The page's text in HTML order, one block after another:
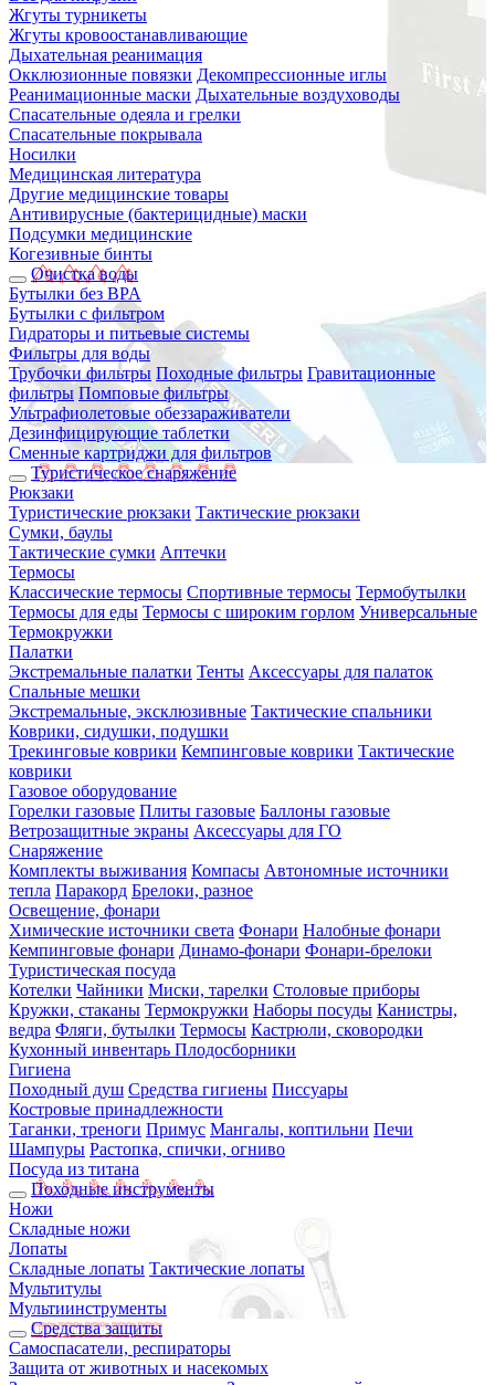
Жгуты турникеты
Жгуты кровоостанавливающие
Дыхательная реанимация
Окклюзионные повязки Декомпрессионные иглы
Реанимационные маски Дыхательные воздуховоды
Спасательные одеяла и грелки
Спасательные покрывала
Носилки
Медицинская литература
Другие медицинские товары
Антивирусные (бактерицидные) маски
Подсумки медицинские
Когезивные бинты
Очистка воды
Бутылки без BPA
Бутылки с фильтром
Гидраторы и питьевые системы
Фильтры для воды
Трубочки фильтры Походные фильтры Гравитационные
фильтры Помповые фильтры
Ультрафиолетовые обеззараживатели
Дезинфицирующие таблетки
Сменные картриджи для фильтров
Туристическое снаряжение
Рюкзаки
Туристические рюкзаки Тактические рюкзаки
Сумки, баулы
Тактические сумки Аптечки
Термосы
Классические термосы Спортивные термосы Термобутылки
Термосы для еды Термосы с широким горлом Универсальные
Термокружки
Палатки
Экстремальные палатки Тенты Аксессуары для палаток
Спальные мешки
Экстремальные, эксклюзивные Тактические спальники
Коврики, сидушки, подушки
Трекинговые коврики Кемпинговые коврики Тактические
коврики
Газовое оборудование
Горелки газовые Плиты газовые Баллоны газовые
Ветрозащитные экраны Аксессуары для ГО
Снаряжение
Комплекты выживания Компасы Автономные источники
тепла Паракорд Брелоки, разное
Освещение, фонари
Химические источники света Фонари Налобные фонари
Кемпинговые фонари Динамо-фонари Фонари-брелоки
Туристическая посуда
Котелки Чайники Миски, тарелки Столовые приборы
Кружки, стаканы Термокружки Наборы посуды Канистры,
ведра Фляги, бутылки Термосы Кастрюли, сковородки
Кухонный инвентарь Плодосборники
Гигиена
Походный душ Средства гигиены Писсуары
Костровые принадлежности
Таганки, треноги Примус Мангалы, коптильни Печи
Шампуры Растопка, спички, огниво
Посуда из титана
Походные инструменты
Ножи
Складные ножи
Лопаты
Складные лопаты Тактические лопаты
Мультитулы
Мультиинструменты
Средства защиты
Самоспасатели, респираторы
Защита от животных и насекомых